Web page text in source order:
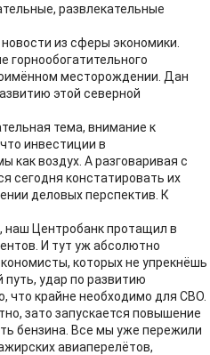
развлекательные
из сферы экономики.
горнообогатительного
месторождении. Дан
этой северной
тема, внимание к
инвестиции в
как воздух. А разговаривая с
сегодня констатировать их
деловых перспектив. К
наш Центробанк протащил в
И тут уж абсолютно
которых не упрекнёшь
удар по развитию
что крайне необходимо для СВО.
зато запускается повышение
бензина. Все мы уже пережили
авиаперелётов,